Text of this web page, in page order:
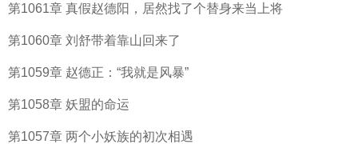
第1061章 真假赵德阳，居然找了个替身来当上将
第1060章 刘舒带着靠山回来了
第1059章 赵德正：“我就是风暴”
第1058章 妖盟的命运
第1057章 两个小妖族的初次相遇